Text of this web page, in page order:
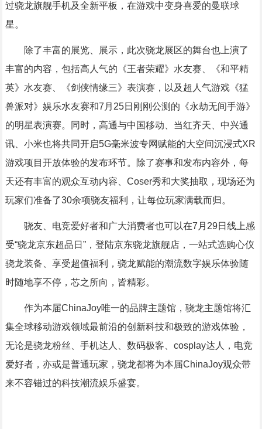
过骁龙旗舰手机及全新平板，在游戏中变身喜爱的曼联球
星。
除了丰富的展览、展示，此次骁龙展区的舞台也上演了
丰富的内容，包括高人气的《王者荣耀》水友赛、《和平精
英》水友赛、《剑侠情缘三》表演赛，以及超人气游戏《猛
兽派对》娱乐水友赛和7月25日刚刚公测的《永劫无间手游》
的明星表演赛。同时，高通与中国移动、当红齐天、中兴通
讯、小米也将共同开启5G毫米波专网赋能的大空间沉浸式XR
游戏项目开放体验的发布环节。除了赛事和发布内容外，每
天还有丰富的观众互动内容、Coser秀和大奖抽取，现场还为
玩家们准备了30余项骁友福利，让每位玩家满载而归。
骁友、电竞爱好者和广大消费者也可以在7月29日线上感
受“骁龙京东超品日”，登陆京东骁龙旗舰店，一站式选购心仪
骁龙装备、享受超值福利，骁龙赋能的潮流数字娱乐体验随
时随地享不停，芯之所向，皆精彩。
作为本届ChinaJoy唯一的品牌主题馆，骁龙主题馆将汇
集全球移动游戏领域最前沿的创新科技和极致的游戏体验，
无论是骁龙粉丝、手机达人、数码极客、cosplay达人，电竞
爱好者，亦或是普通玩家，骁龙都将为本届ChinaJoy观众带
来不容错过的科技潮流娱乐盛宴。